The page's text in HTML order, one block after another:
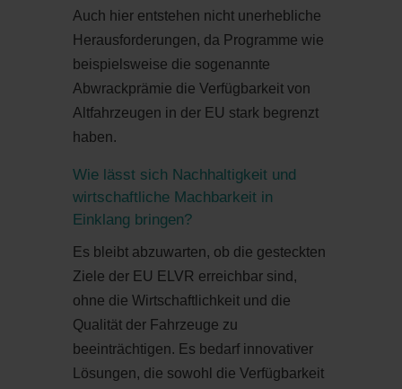
Auch hier entstehen nicht unerhebliche
Herausforderungen, da Programme wie
beispielsweise die sogenannte
Abwrackprämie die Verfügbarkeit von
Altfahrzeugen in der EU stark begrenzt
haben.
Wie lässt sich Nachhaltigkeit und
wirtschaftliche Machbarkeit in
Einklang bringen?
Es bleibt abzuwarten, ob die gesteckten
Ziele der EU ELVR erreichbar sind,
ohne die Wirtschaftlichkeit und die
Qualität der Fahrzeuge zu
beeinträchtigen. Es bedarf innovativer
Lösungen, die sowohl die Verfügbarkeit